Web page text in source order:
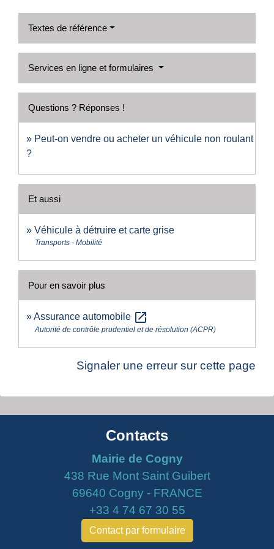
Textes de référence
Services en ligne et formulaires
Questions ? Réponses !
Peut-on vendre ou acheter un véhicule non roulant
?
Et aussi
Véhicule à détruire et carte grise
Transports - Mobilité
Pour en savoir plus
Assurance automobile open_in_new
Autorité de contrôle prudentiel et de résolution (ACPR)
Signaler une erreur sur cette page
Contacts
Mairie de Cogny
438 Rue Mont Saint Guibert
69640 Cogny - FRANCE
+33 4 74 67 30 55
Contact par formulaire